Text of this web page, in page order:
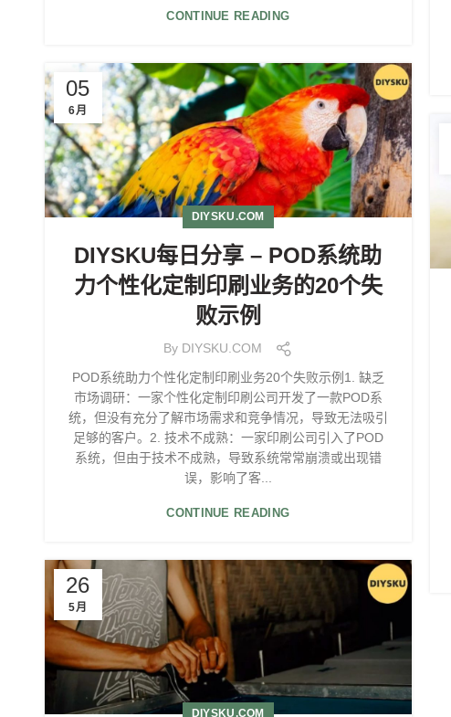
CONTINUE READING
05
6月
DIYSKU.COM
DIYSKU每日分享 – POD系统助
力个性化定制印刷业务的20个失
败示例
By DIYSKU.COM
POD系统助力个性化定制印刷业务20个失败示例1. 缺乏
市场调研：一家个性化定制印刷公司开发了一款POD系
统，但没有充分了解市场需求和竞争情况，导致无法吸引
足够的客户。2. 技术不成熟：一家印刷公司引入了POD
系统，但由于技术不成熟，导致系统常常崩溃或出现错
误，影响了客...
CONTINUE READING
26
5月
DIYSKU.COM